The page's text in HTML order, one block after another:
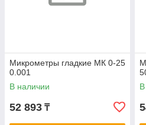
Микрометры гладкие МК 0-25
0.001
В наличии
52 893 ₸